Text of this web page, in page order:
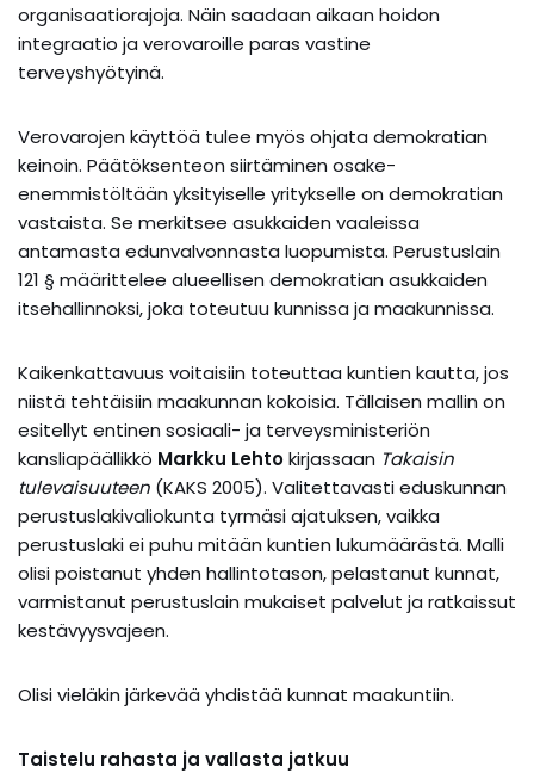
organisaatiorajoja. Näin saadaan aikaan hoidon
integraatio ja verovaroille paras vastine
terveyshyötyinä.
Verovarojen käyttöä tulee myös ohjata demokratian
keinoin. Päätöksenteon siirtäminen osake-
enemmistöltään yksityiselle yritykselle on demokratian
vastaista. Se merkitsee asukkaiden vaaleissa
antamasta edunvalvonnasta luopumista. Perustuslain
121 § määrittelee alueellisen demokratian asukkaiden
itsehallinnoksi, joka toteutuu kunnissa ja maakunnissa.
Kaikenkattavuus voitaisiin toteuttaa kuntien kautta, jos
niistä tehtäisiin maakunnan kokoisia. Tällaisen mallin on
esitellyt entinen sosiaali- ja terveysministeriön
kansliapäällikkö Markku Lehtokirjassaan Takaisin
tulevaisuuteen (KAKS 2005). Valitettavasti eduskunnan
perustuslakivaliokunta tyrmäsi ajatuksen, vaikka
perustuslaki ei puhu mitään kuntien lukumäärästä. Malli
olisi poistanut yhden hallintotason, pelastanut kunnat,
varmistanut perustuslain mukaiset palvelut ja ratkaissut
kestävyysvajeen.
Olisi vieläkin järkevää yhdistää kunnat maakuntiin.
Taistelu rahasta ja vallasta jatkuu